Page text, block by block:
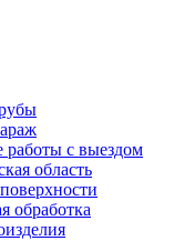
с выездом
область
обработка